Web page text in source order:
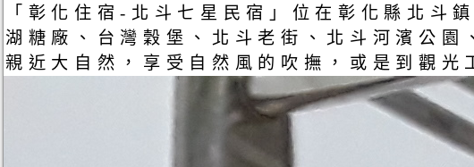
「彰化住宿-北斗七星民宿」位在彰化縣北斗
湖糖廠、台灣穀堡、北斗老街、北斗河濱公
親近大自然，享受自然風的吹撫，或是到觀